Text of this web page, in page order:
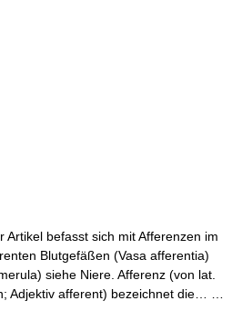
befasst sich mit Afferenzen im
Blutgefäßen (Vasa afferentia)
siehe Niere. Afferenz (von lat.
Adjektiv afferent) bezeichnet die… …